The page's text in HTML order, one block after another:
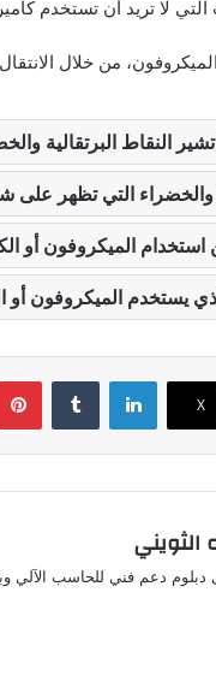
لا تريد أن تستخدم
من خلال
تشير النقاط البرتقالية
والخضراء التي تظهر على
الميكروفون أو
يستخدم الميكروفون أو
‫X
لينكدإن
الثويني
دبلوم دعم فني للحاسب